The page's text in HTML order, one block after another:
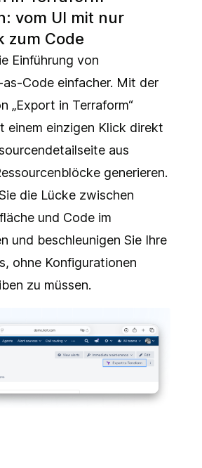
vom UI mit nur
zum Code
Einführung von
Code einfacher. Mit der
„Export in Terraform“
einem einzigen Klick direkt
aus
generieren.
die Lücke zwischen
und Code im
und beschleunigen Sie Ihre
ohne Konfigurationen
zu müssen.